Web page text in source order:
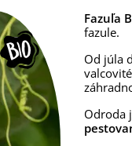
Fazuľa
fazule.
Od júla
Odroda